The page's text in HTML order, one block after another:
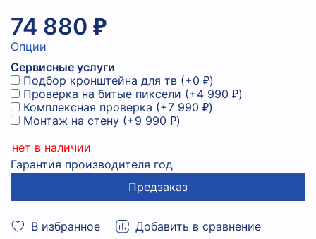
В избранное Добавить в сравнение
74 880 ₽
Опции
Сервисные услуги
Подбор кронштейна для тв (+0 ₽)
Проверка на битые пиксели (+4 990 ₽)
Комплексная проверка (+7 990 ₽)
Монтаж на стену (+9 990 ₽)
нет в наличии
Гарантия производителя год
Предзаказ